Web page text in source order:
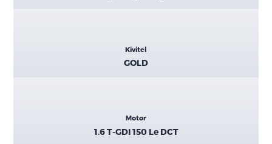
Kivitel
GOLD
Motor
1.6 T-GDI 150 Le DCT